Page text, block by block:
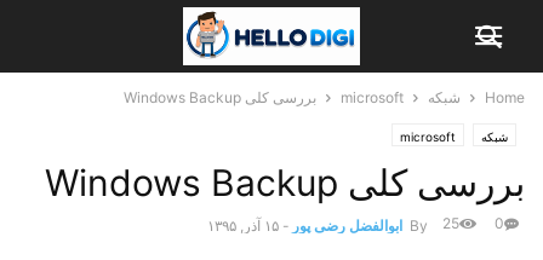
Home شبکه microsoft بررسی کلی Windows Backup
شبکه microsoft
بررسی کلی Windows Backup
By ابوالفضل رضی پور - ۱۵ آذر, ۱۳۹۵ 0
25